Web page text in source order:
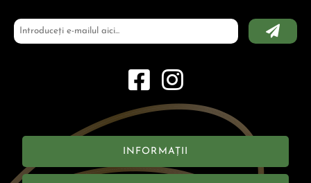
INFORMAȚII